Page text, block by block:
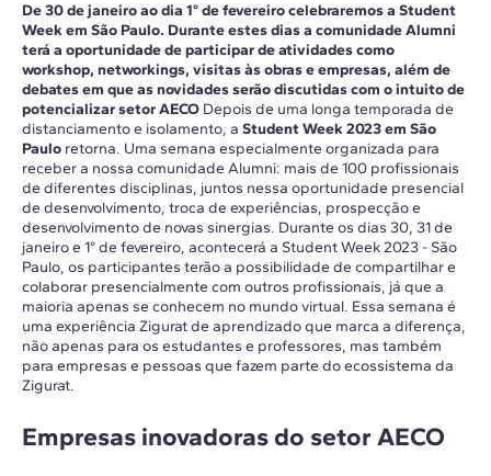
De 30 de janeiro ao dia 1° de fevereiro celebraremos a Student
Week em São Paulo. Durante estes dias a comunidade Alumni
terá a oportunidade de participar de atividades como
workshop, networkings, visitas às obras e empresas, além de
debates em que as novidades serão discutidas com o intuito de
potencializar setor AECO Depois de uma longa temporada de
distanciamento e isolamento, a Student Week 2023 em São
Paulo retorna. Uma semana especialmente organizada para
receber a nossa comunidade Alumni: mais de 100 profissionais
de diferentes disciplinas, juntos nessa oportunidade presencial
de desenvolvimento, troca de experiências, prospecção e
desenvolvimento de novas sinergias. Durante os dias 30, 31 de
janeiro e 1° de fevereiro, acontecerá a Student Week 2023 - São
Paulo, os participantes terão a possibilidade de compartilhar e
colaborar presencialmente com outros profissionais, já que a
maioria apenas se conhecem no mundo virtual. Essa semana é
uma experiência Zigurat de aprendizado que marca a diferença,
não apenas para os estudantes e professores, mas também
para empresas e pessoas que fazem parte do ecossistema da
Zigurat.
Empresas inovadoras do setor AECO